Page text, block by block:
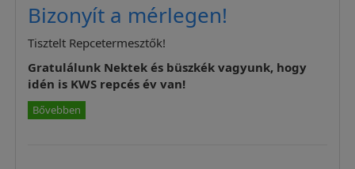
Bizonyít a mérlegen!
Tisztelt Repcetermesztők!
Gratulálunk Nektek és büszkék vagyunk, hogy
idén is KWS repcés év van!
Bővebben